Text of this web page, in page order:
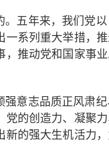
五年来，我们党
系列重大举措，
推动党和国家事
意志品质正风肃
党的创造力、凝聚
的强大生机活力